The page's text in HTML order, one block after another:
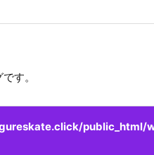
す。
public_html/